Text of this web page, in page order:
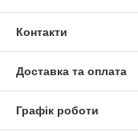
Контакти
Доставка та оплата
Графік роботи